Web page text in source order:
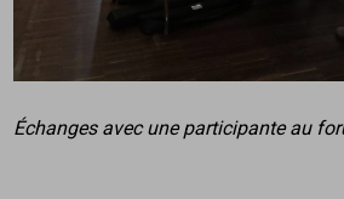
Échanges avec une participante au